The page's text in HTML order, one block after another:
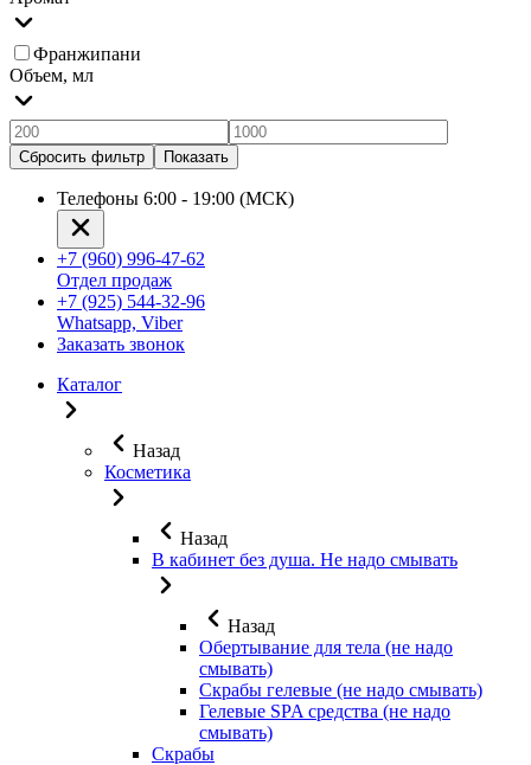
Франжипани
Объем, мл
Сбросить фильтр Показать
Телефоны 6:00 - 19:00 (МСК)
+7 (960) 996-47-62
Отдел продаж
+7 (925) 544-32-96
Whatsapp, Viber
Заказать звонок
Каталог
Назад
Косметика
Назад
В кабинет без душа. Не надо смывать
Назад
Обертывание для тела (не надо
смывать)
Скрабы гелевые (не надо смывать)
Гелевые SPA средства (не надо
смывать)
Скрабы